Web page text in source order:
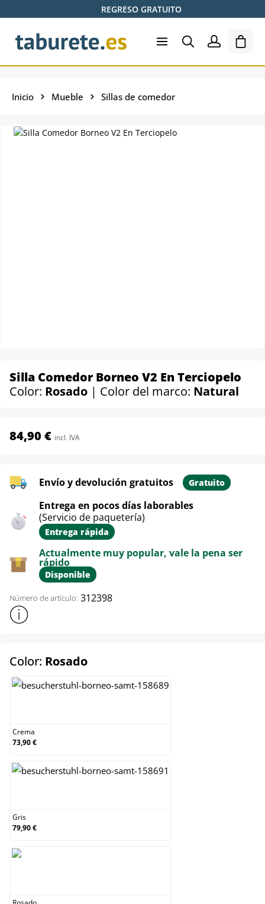
Saltar al contenido principalREGRESO GRATUITO
El
Inicio Mueble Sillas de comedor
Silla Comedor Borneo V2 En Terciopelo
Color: Rosado | Color del marco: Natural
84,90 € incl. IVA
Envío y devolución gratuitos Gratuito
Entrega en pocos días laborables
(Servicio de paquetería)
Entrega rápida
Actualmente muy popular, vale la pena ser
rápido
Disponible
Número de artículo: 312398
Mostrar más información sobre el producto
Color: Rosadoselect
Crema
73,90 €
Gris
79,90 €